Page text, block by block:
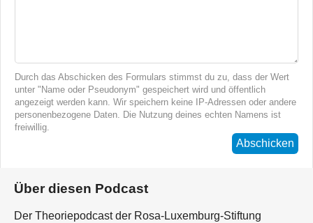
Durch das Abschicken des Formulars stimmst du zu, dass der Wert
unter "Name oder Pseudonym" gespeichert wird und öffentlich
angezeigt werden kann. Wir speichern keine IP-Adressen oder andere
personenbezogene Daten. Die Nutzung deines echten Namens ist
freiwillig.
Abschicken
Über diesen Podcast
Der Theoriepodcast der Rosa-Luxemburg-Stiftung